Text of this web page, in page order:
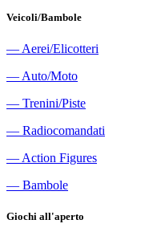
Veicoli/Bambole
― Aerei/Elicotteri
― Auto/Moto
― Trenini/Piste
― Radiocomandati
― Action Figures
― Bambole
Giochi all'aperto